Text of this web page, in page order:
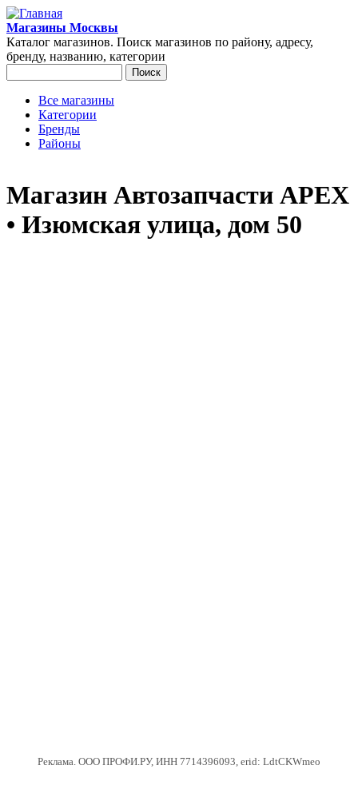
Перейти к основному содержанию
Магазины Москвы
Каталог магазинов. Поиск магазинов по району, адресу,
бренду, названию, категории
Главное меню
Все магазины
Категории
Бренды
Районы
Магазин Автозапчасти APEX
• Изюмская улица, дом 50
Реклама. ООО ПРОФИ.РУ, ИНН 7714396093, erid: LdtCKWmeo